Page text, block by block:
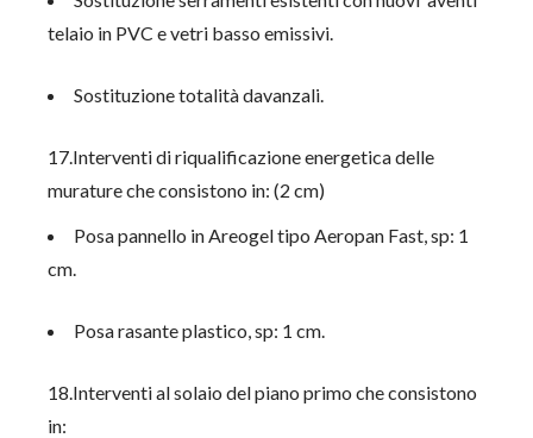
telaio in PVC e vetri basso emissivi.
Sostituzione totalità davanzali.
17.Interventi di riqualificazione energetica delle
murature che consistono in: (2 cm)
Posa pannello in Areogel tipo Aeropan Fast, sp: 1
cm.
Posa rasante plastico, sp: 1 cm.
18.Interventi al solaio del piano primo che consistono
in: